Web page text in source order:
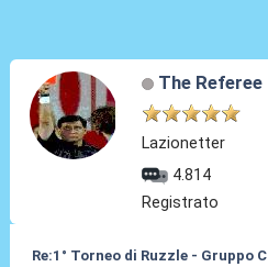
The Referee
Lazionetter
4.814
Registrato
Re:1° Torneo di Ruzzle - Gruppo C